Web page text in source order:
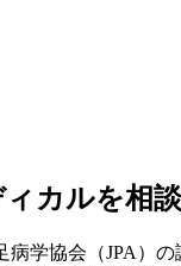
カルを相
学協会（JPA）